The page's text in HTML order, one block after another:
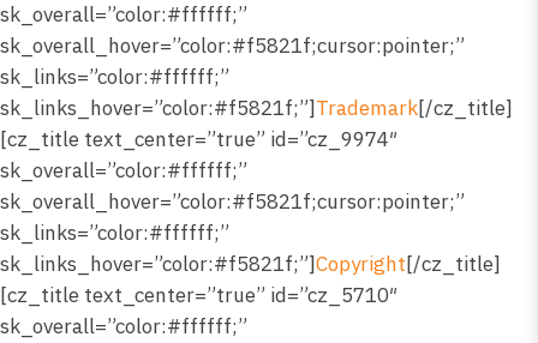
sk_overall=”color:#ffffff;”
sk_overall_hover=”color:#f5821f;cursor:pointer;”
sk_links=”color:#ffffff;”
sk_links_hover=”color:#f5821f;”]Trademark[/cz_title]
[cz_title text_center=”true” id=”cz_9974″
sk_overall=”color:#ffffff;”
sk_overall_hover=”color:#f5821f;cursor:pointer;”
sk_links=”color:#ffffff;”
sk_links_hover=”color:#f5821f;”]Copyright[/cz_title]
[cz_title text_center=”true” id=”cz_5710″
sk_overall=”color:#ffffff;”